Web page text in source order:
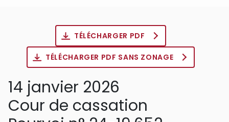
TÉLÉCHARGER PDF
TÉLÉCHARGER PDF SANS ZONAGE
14 janvier 2026
Cour de cassation